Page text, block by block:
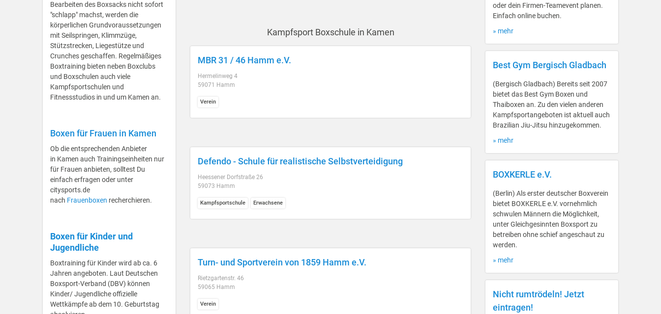
Bearbeiten des Boxsacks nicht sofort
"schlapp" machst, werden die
körperlichen Grundvoraussetzungen
mit Seilspringen, Klimmzüge,
Stützstrecken, Liegestütze und
Crunches geschaffen. Regelmäßiges
Boxtraining bieten neben Boxclubs
und Boxschulen auch viele
Kampfsportschulen und
Fitnessstudios in und um Kamen an.
Boxen für Frauen in Kamen
Ob die entsprechenden Anbieter
in Kamen auch Trainingseinheiten nur
für Frauen anbieten, solltest Du
einfach erfragen oder unter
citysports.de
nach Frauenboxen recherchieren.
Boxen für Kinder und
Jugendliche
Boxtraining für Kinder wird ab ca. 6
Jahren angeboten. Laut Deutschen
Boxsport-Verband (DBV) können
Kinder/ Jugendliche offizielle
Wettkämpfe ab dem 10. Geburtstag
Kampfsport Boxschule in Kamen
MBR 31 / 46 Hamm e.V.
Hermelinweg 4
59071 Hamm
Verein
Defendo - Schule für realistische Selbstverteidigung
Heessener Dorfstraße 26
59073 Hamm
Kampfsportschule Erwachsene
Turn- und Sportverein von 1859 Hamm e.V.
Rietzgartenstr. 46
59065 Hamm
Verein
oder dein Firmen-Teamevent planen.
Einfach online buchen.
» mehr
Best Gym Bergisch Gladbach
(Bergisch Gladbach) Bereits seit 2007
bietet das Best Gym Boxen und
Thaiboxen an. Zu den vielen anderen
Kampfsportangeboten ist aktuell auch
Brazilian Jiu-Jitsu hinzugekommen.
» mehr
BOXKERLE e.V.
(Berlin) Als erster deutscher Boxverein
bietet BOXKERLE e.V. vornehmlich
schwulen Männern die Möglichkeit,
unter Gleichgesinnten Boxsport zu
betreiben ohne schief angeschaut zu
werden.
» mehr
Nicht rumtrödeln! Jetzt
eintragen!